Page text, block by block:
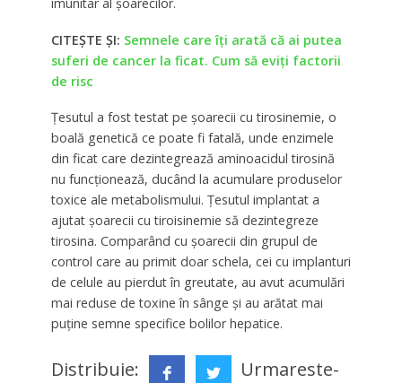
CITEȘTE ȘI: Semnele care îţi arată că ai putea
suferi de cancer la ficat. Cum să eviţi factorii
de risc
Ţesutul a fost testat pe şoarecii cu tirosinemie, o
boală genetică ce poate fi fatală, unde enzimele
din ficat care dezintegrează aminoacidul tirosină
nu funcţionează, ducând la acumulare produselor
toxice ale metabolismului. Ţesutul implantat a
ajutat şoarecii cu tiroisinemie să dezintegreze
tirosina. Comparând cu şoarecii din grupul de
control care au primit doar schela, cei cu implanturi
de celule au pierdut în greutate, au avut acumulări
mai reduse de toxine în sânge şi au arătat mai
puţine semne specifice bolilor hepatice.
Distribuie:
Urmareste-